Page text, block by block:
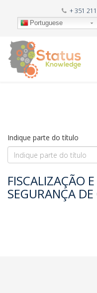
+ 351
Portuguese
Indique parte do título
FISCALIZAÇÃO
SEGURANÇA